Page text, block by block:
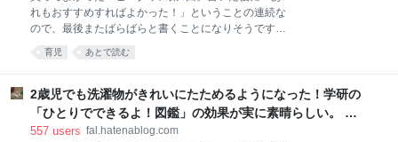
光客にまで人気があるのかというと、素材や製法にこ
だわった地元産の食品を数多く扱っていて、どれもこ
す。 田舎ならではのひろーい店内はまるでアメリカの
かなりテンションがあがります。カリフォルニアの日
本食専門スーパー「ニジヤ」にも置かれているものと
同じキティちゃんのカートがある
れもおすすめすればよかった！」ということの連続な
ので、最後またばらばらと書くことになりそうです。
上手いことまとまってなくてすみません‥ というわけ
で、今回はお食事編をお届けします。 ▼エジソンのス
食べたがるようになります。スプーン、フォーク、お
はしはちょっとした形状の違いで使いやすさがうんと
変わります。道具を替えるだけで今まで上手く掴めな
育児 あとで読む
2歳児でも洗濯物がきれいにたためるようになった！学研の
「ひとりでできるよ！図鑑」の効果が実に素晴らしい。 -
子連れでウロウロ… fal::diary
557 users fal.hatenablog.com